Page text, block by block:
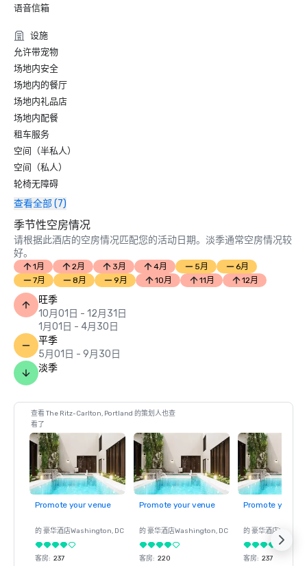
语音信箱
设施
允许带宠物
场地内安全
场地内的餐厅
场地内礼品店
场地内配餐
租车服务
空间（半私人）
空间（私人）
轮椅无障碍
查看全部 (7)
季节性空房情况
请根据此酒店的空房情况匹配您的活动日期。淡季通常空房情况较
好。
1月 2月 3月 4月 5月
6月
7月
8月 9月 10月 11月 12月
旺季
10月01日 - 12月31日
1月01日 - 4月30日
平季
5月01日 - 9月30日
淡季
查看 The Ritz-Carlton, Portland 的策划人也查
看了
Promote your venue
的 豪华酒店Washington, DC
客房: 237
Promote your venue
的 豪华酒店Washington, DC
客房: 220
Promote your
的 豪华酒店
客房: 237